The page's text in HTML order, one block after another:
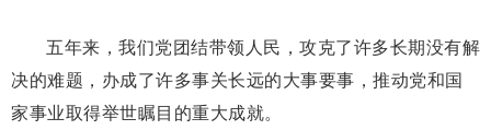
五年来，我们党团结带领人民，攻克了许多长期没有解
决的难题，办成了许多事关长远的大事要事，推动党和国
家事业取得举世瞩目的重大成就。